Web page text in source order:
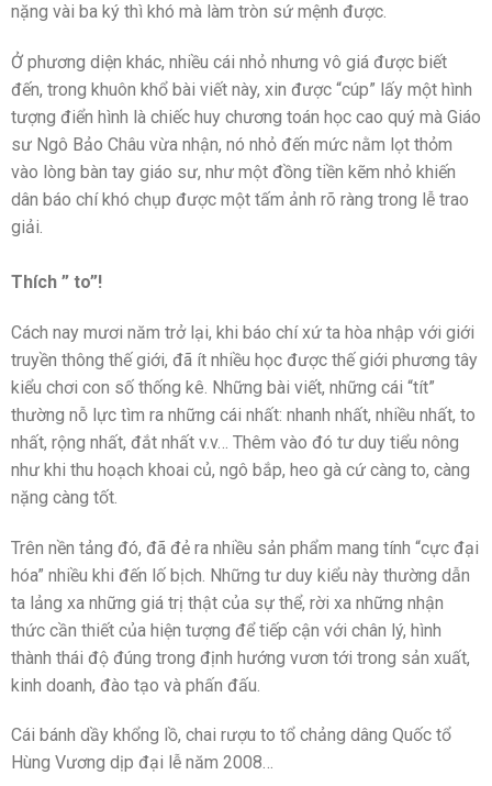
nặng vài ba ký thì khó mà làm tròn sứ mệnh được.
Ở phương diện khác, nhiều cái nhỏ nhưng vô giá được biết
đến, trong khuôn khổ bài viết này, xin được “cúp” lấy một hình
tượng điển hình là chiếc huy chương toán học cao quý mà Giáo
sư Ngô Bảo Châu vừa nhận, nó nhỏ đến mức nằm lọt thỏm
vào lòng bàn tay giáo sư, như một đồng tiền kẽm nhỏ khiến
dân báo chí khó chụp được một tấm ảnh rõ ràng trong lễ trao
giải.
Thích ” to”!
Cách nay mươi năm trở lại, khi báo chí xứ ta hòa nhập với giới
truyền thông thế giới, đã ít nhiều học được thế giới phương tây
kiểu chơi con số thống kê. Những bài viết, những cái “tít”
thường nỗ lực tìm ra những cái nhất: nhanh nhất, nhiều nhất, to
nhất, rộng nhất, đắt nhất v.v… Thêm vào đó tư duy tiểu nông
như khi thu hoạch khoai củ, ngô bắp, heo gà cứ càng to, càng
nặng càng tốt.
Trên nền tảng đó, đã đẻ ra nhiều sản phẩm mang tính “cực đại
hóa” nhiều khi đến lố bịch. Những tư duy kiểu này thường dẫn
ta lảng xa những giá trị thật của sự thể, rời xa những nhận
thức cần thiết của hiện tượng để tiếp cận với chân lý, hình
thành thái độ đúng trong định hướng vươn tới trong sản xuất,
kinh doanh, đào tạo và phấn đấu.
Cái bánh dầy khổng lồ, chai rượu to tổ chảng dâng Quốc tổ
Hùng Vương dịp đại lễ năm 2008…